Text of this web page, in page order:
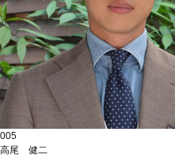
005
高尾 健二